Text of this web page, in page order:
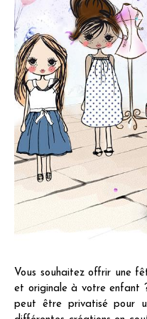
Vous souhaitez offrir une
et originale à votre enfant
peut être privatisé pour